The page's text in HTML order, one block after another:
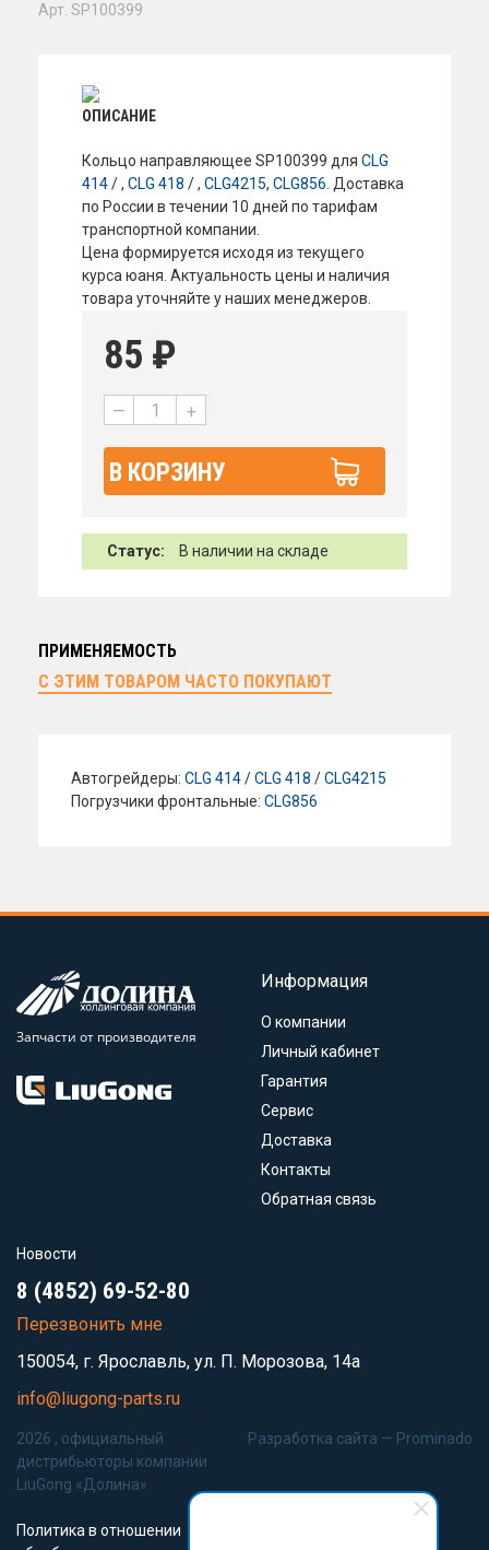
Арт. SP100399
ОПИСАНИЕ
Кольцо направляющее SP100399 для CLG
414/ , CLG 418 / , CLG4215, CLG856 . Доставка
по России в течении 10 дней по тарифам
транспортной компании.
Цена формируется исходя из текущего
курса юаня. Актуальность цены и наличия
товара уточняйте у наших менеджеров.
85 ₽
— +
В КОРЗИНУ
Статус: В наличии на складе
ПРИМЕНЯЕМОСТЬ
С ЭТИМ ТОВАРОМ ЧАСТО ПОКУПАЮТ
Автогрейдеры: CLG 414/CLG 418 /CLG4215
Погрузчики фронтальные: CLG856
Запчасти от производителя
Информация
О компании
Личный кабинет
Гарантия
Сервис
Доставка
Контакты
Обратная связь
Новости
8 (4852) 69-52-80
Перезвонить мне
150054, г. Ярославль, ул. П. Морозова, 14а
info@liugong-parts.ru
2026 , официальный
дистрибьюторы компании
LiuGong «Долина»
Политика в отношении
Разработка сайта — Prominado